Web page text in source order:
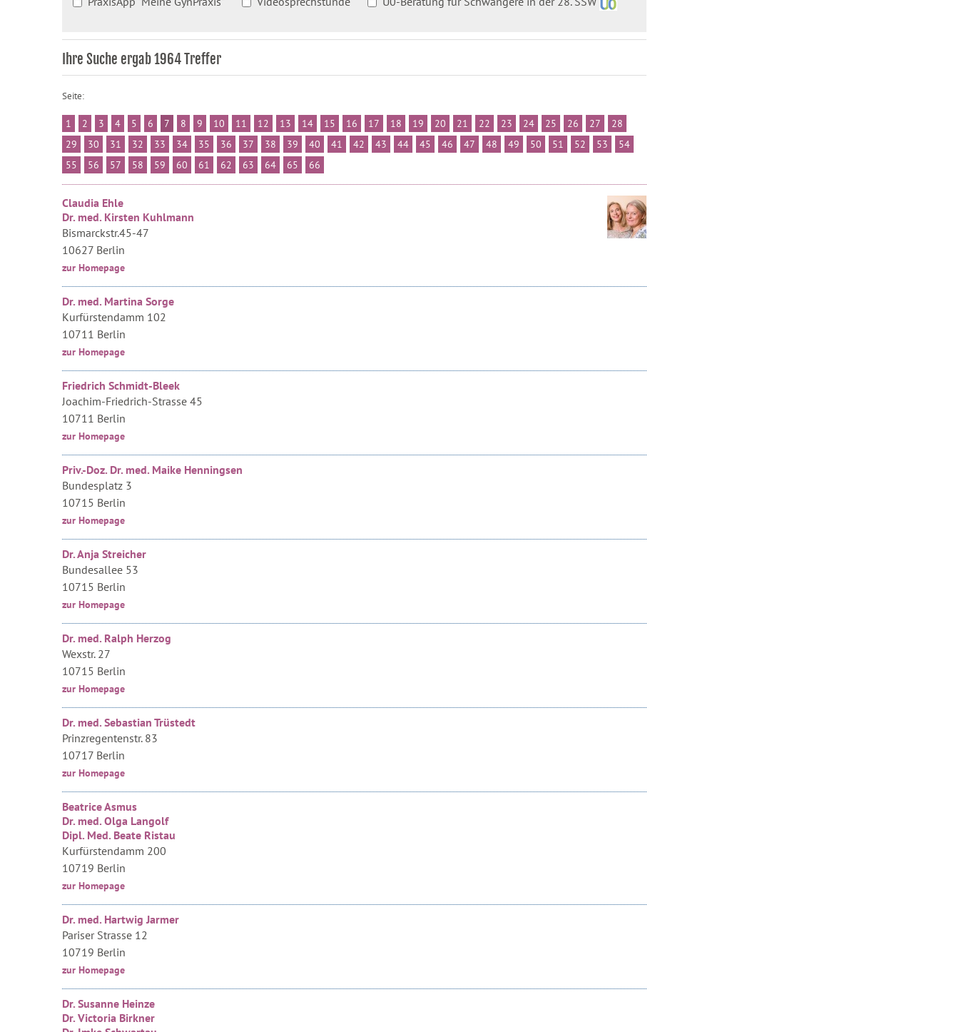
Ihre Suche ergab 1964 Treffer
Seite:
1 2 3 4 5 6 7 8 9 10 11 12 13 14 15 16 17 18 19 20 21 22 23 24 25 26 27
28
29
30 31 32 33 34 35 36 37 38 39 40 41 42 43 44 45 46 47 48 49 50 51 52 53
54
55
56 57 58 59 60 61 62 63 64 65 66
Claudia Ehle
Dr. med. Kirsten Kuhlmann
Bismarckstr.45-47
10627 Berlin
zur Homepage
Dr. med. Martina Sorge
Kurfürstendamm 102
10711 Berlin
zur Homepage
Friedrich Schmidt-Bleek
Joachim-Friedrich-Strasse 45
10711 Berlin
zur Homepage
Priv.-Doz. Dr. med. Maike Henningsen
Bundesplatz 3
10715 Berlin
zur Homepage
Dr. Anja Streicher
Bundesallee 53
10715 Berlin
zur Homepage
Dr. med. Ralph Herzog
Wexstr. 27
10715 Berlin
zur Homepage
Dr. med. Sebastian Trüstedt
Prinzregentenstr. 83
10717 Berlin
zur Homepage
Beatrice Asmus
Dr. med. Olga Langolf
Dipl. Med. Beate Ristau
Kurfürstendamm 200
10719 Berlin
zur Homepage
Dr. med. Hartwig Jarmer
Pariser Strasse 12
10719 Berlin
zur Homepage
Dr. Susanne Heinze
Dr. Victoria Birkner